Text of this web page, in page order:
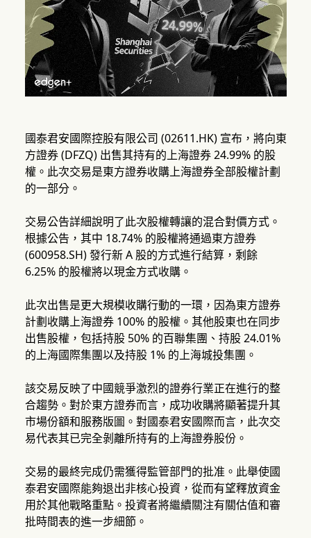
國泰君安國際控股有限公司 (02611.HK) 宣布，將向東
方證券 (DFZQ) 出售其持有的上海證券 24.99% 的股
權。此次交易是東方證券收購上海證券全部股權計劃
的一部分。
交易公告詳細說明了此次股權轉讓的混合對價方式。
根據公告，其中 18.74% 的股權將通過東方證券
(600958.SH) 發行新 A 股的方式進行結算，剩餘
6.25% 的股權將以現金方式收購。
此次出售是更大規模收購行動的一環，因為東方證券
計劃收購上海證券 100% 的股權。其他股東也在同步
出售股權，包括持股 50% 的百聯集團、持股 24.01%
的上海國際集團以及持股 1% 的上海城投集團。
該交易反映了中國競爭激烈的證券行業正在進行的整
合趨勢。對於東方證券而言，成功收購將顯著提升其
市場份額和服務版圖。對國泰君安國際而言，此次交
易代表其已完全剝離所持有的上海證券股份。
交易的最終完成仍需獲得監管部門的批准。此舉使國
泰君安國際能夠退出非核心投資，從而有望釋放資金
用於其他戰略重點。投資者將繼續關注有關估值和審
批時間表的進一步細節。